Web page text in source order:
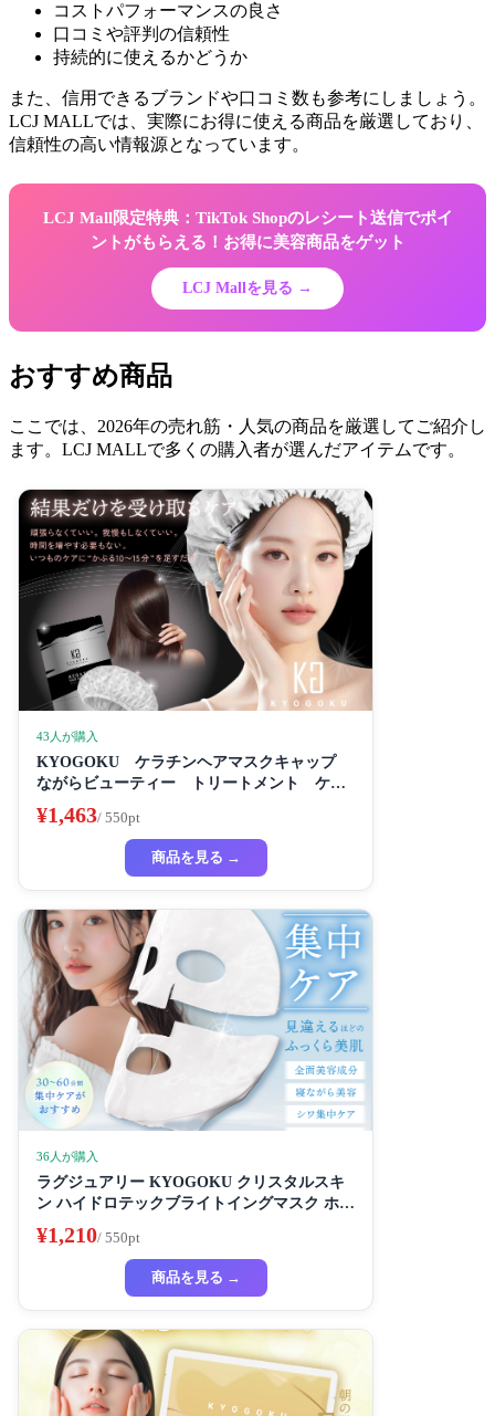
コストパフォーマンスの良さ
口コミや評判の信頼性
持続的に使えるかどうか
また、信用できるブランドや口コミ数も参考にしましょう。
LCJ MALLでは、実際にお得に使える商品を厳選しており、
信頼性の高い情報源となっています。
LCJ Mall限定特典：TikTok Shopのレシート送信でポイ
ントがもらえる！お得に美容商品をゲット
LCJ Mallを見る →
おすすめ商品
ここでは、2026年の売れ筋・人気の商品を厳選してご紹介し
ます。LCJ MALLで多くの購入者が選んだアイテムです。
43人が購入
KYOGOKU ケラチンヘアマスクキャップ
ながらビューティー トリートメント ケラ
チン 保湿
¥1,463/ 550pt
商品を見る →
36人が購入
ラグジュアリー KYOGOKU クリスタルスキ
ン ハイドロテックブライトイングマスク ホワ
イトニングマスク 超濃厚保湿 ホワイトニング
フェイスパック ビューティーサロン監修者 シ
ートマスク ハイドラ 美容液
¥1,210/ 550pt
商品を見る →